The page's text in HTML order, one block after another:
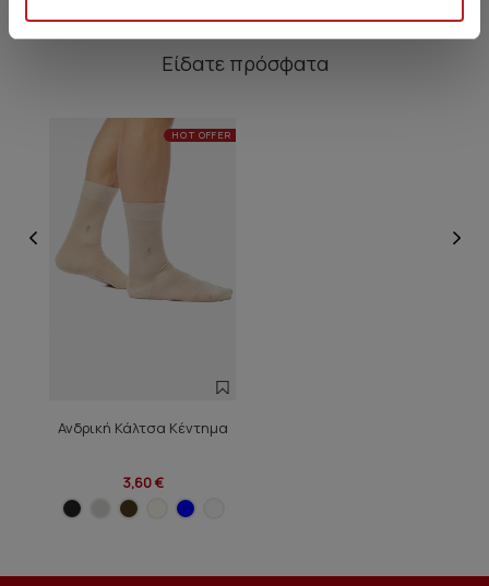
Είδατε πρόσφατα
HOT OFFER
Ανδρική Κάλτσα Κέντημα
3,60 €